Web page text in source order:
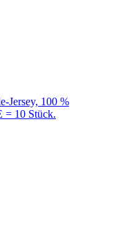
Jersey, 100 %
= 10 Stück.